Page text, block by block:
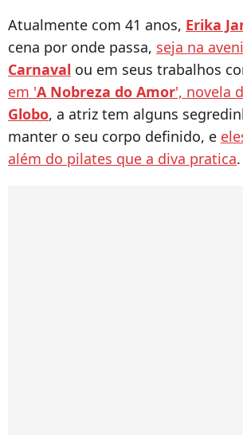
Atualmente com 41 anos, Erika
cena por onde passa, seja na
Carnaval ou em seus trabalhos
em 'A Nobreza do Amor', novela
Globo, a atriz tem alguns
manter o seu corpo definido, e
além do pilates que a diva pratica.